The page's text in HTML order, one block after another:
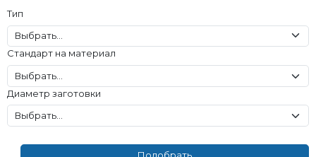
Тип
Стандарт на материал
Диаметр заготовки